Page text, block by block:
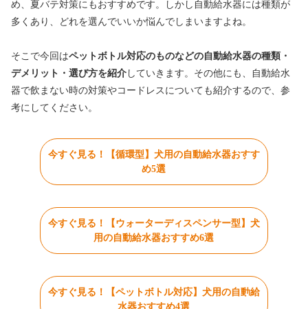
め、夏バテ対策にもおすすめです。しかし自動給水器には種類が
多くあり、どれを選んでいいか悩んでしまいますよね。
そこで今回はペットボトル対応のものなどの自動給水器の種類・
デメリット・選び方を紹介 していきます。その他にも、自動給水
器で飲まない時の対策やコードレスについても紹介するので、参
考にしてください。
今すぐ見る！【循環型】犬用の自動給水器おすす
め5選
今すぐ見る！【ウォーターディスペンサー型】犬
用の自動給水器おすすめ6選
今すぐ見る！【ペットボトル対応】犬用の自動給
水器おすすめ4選